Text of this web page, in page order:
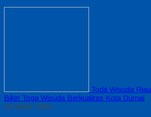
Toda Wisuda Riau
Bikin Toga Wisuda Berkualitas Kota Dumai
25 Maret 2026